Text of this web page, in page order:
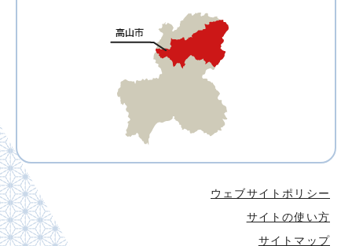
ウェブサイトポリシー
サイトの使い方
サイトマップ